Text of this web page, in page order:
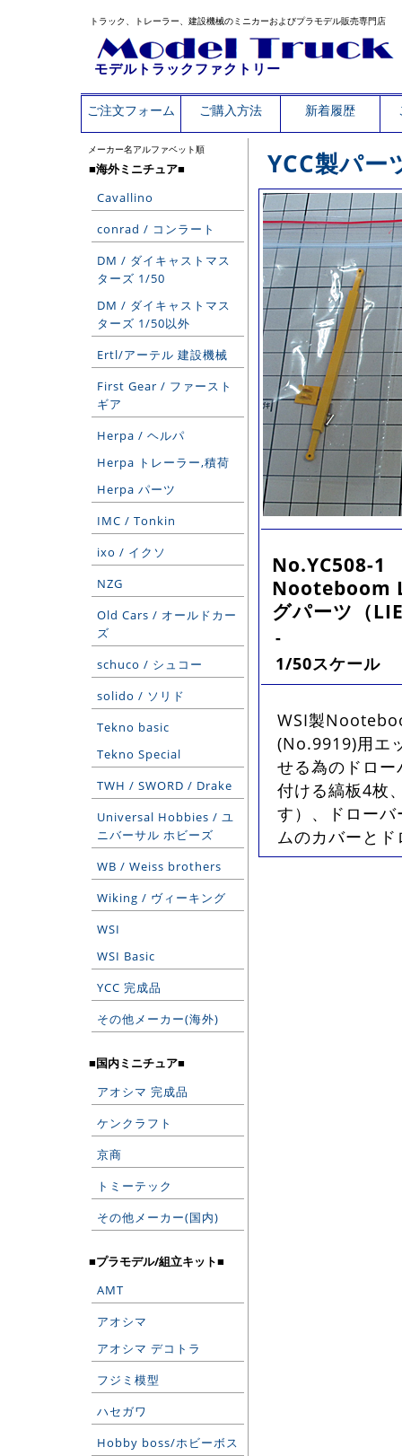
トラック、トレーラー、建設機械のミニカーおよびプラモデル販売専門店
モデルトラックファクトリー
ご注文フォーム ご購入方法 新着履歴
メーカー名アルファベット順
■海外ミニチュア■
Cavallino
conrad / コンラート
DM / ダイキャストマス
ターズ 1/50
DM / ダイキャストマス
ターズ 1/50以外
Ertl/アーテル 建設機械
First Gear / ファースト
ギア
Herpa / ヘルパ
Herpa トレーラー,積荷
Herpa パーツ
IMC / Tonkin
ixo / イクソ
NZG
Old Cars / オールドカー
ズ
schuco / シュコー
solido / ソリド
Tekno basic
Tekno Special
TWH / SWORD / Drake
Universal Hobbies / ユ
ニバーサル ホビーズ
WB / Weiss brothers
Wiking / ヴィーキング
WSI
WSI Basic
YCC 完成品
その他メーカー(海外)
■国内ミニチュア■
アオシマ 完成品
ケンクラフト
京商
トミーテック
その他メーカー(国内)
■プラモデル/組立キット■
AMT
アオシマ
アオシマ デコトラ
フジミ模型
ハセガワ
Hobby boss/ホビーボス
YCC製パー
No.YC508-1
Nooteboom
グパーツ（
-
1/50スケール
WSI製
(No.9919)用エ
せる為のドロ
付ける縞板4枚
す）、ドロー
ムのカバーと